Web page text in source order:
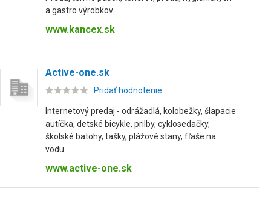
a gastro výrobkov.
www.kancex.sk
Active-one.sk
Pridať hodnotenie
Internetový predaj - odrážadlá, kolobežky, šlapacie
autíčka, detské bicykle, prilby, cyklosedačky,
školské batohy, tašky, plážové stany, fľaše na
vodu...
www.active-one.sk